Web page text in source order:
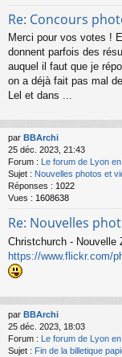
Re: Concours
Merci pour vos votes !
donnent parfois des
auquel il faut que je
on a déjà fait pas mal
Lel et dans ...
par BBArchi
25 déc. 2023, 21:43
Forum : Le forum de Lyon
Sujet : Nouvelles photos et
Réponses : 1022
Vues : 1608638
Re: Nouvelles
Christchurch - Nouvelle
https://www.flickr.com/
par BBArchi
25 déc. 2023, 18:03
Forum :
Le forum de Lyon
Sujet : Fin de la billetique